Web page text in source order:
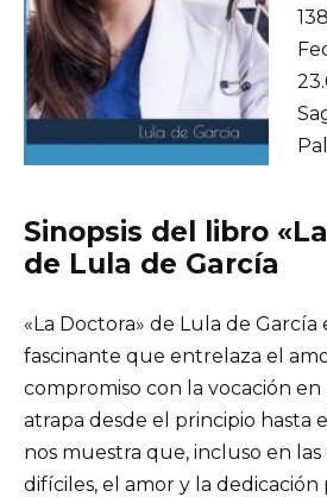
Sinopsis del libro
de Lula de García
«La Doctora» de Lula de García
fascinante que entrelaza el
compromiso con la vocación
atrapa desde el principio hasta
nos muestra que, incluso en
difíciles, el amor y la